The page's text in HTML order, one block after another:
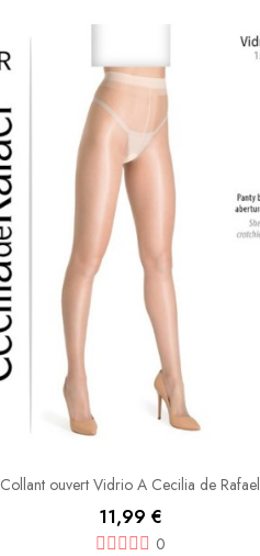
Collant ouvert Vidrio A Cecilia de Rafael
11,99 €
0